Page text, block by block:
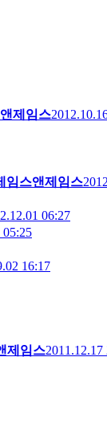
제임스
임스앤제임스
06:27
05:25
16:17
제임스2011.12.17